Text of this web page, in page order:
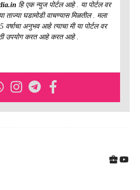
हि एक न्युज पोर्टल आहे . या पोर्टल वर
ताज्या घडामोडी वाचण्यास मिळतील . मला
वर्षाचा अनुभव आहे त्याचा मी या पोर्टल वर
उपयोग करत आहे करत आहे .